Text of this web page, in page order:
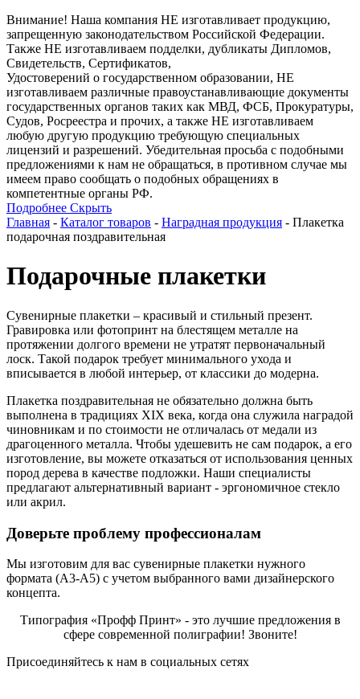
Внимание! Наша компания НЕ изготавливает продукцию,
запрещенную законодательством Российской Федерации.
Также НЕ изготавливаем подделки, дубликаты Дипломов,
Свидетельств, Сертификатов,
Удостоверений о государственном образовании, НЕ
изготавливаем различные правоустанавливающие документы
государственных органов таких как МВД, ФСБ, Прокуратуры,
Судов, Росреестра и прочих, а также НЕ изготавливаем
любую другую продукцию требующую специальных
лицензий и разрешений. Убедительная просьба с подобными
предложениями к нам не обращаться, в противном случае мы
имеем право сообщать о подобных обращениях в
компетентные органы РФ.
Подробнее Скрыть
Главная - Каталог товаров - Наградная продукция - Плакетка
подарочная поздравительная
Подарочные плакетки
Сувенирные плакетки – красивый и стильный презент.
Гравировка или фотопринт на блестящем металле на
протяжении долгого времени не утратят первоначальный
лоск. Такой подарок требует минимального ухода и
вписывается в любой интерьер, от классики до модерна.
Плакетка поздравительная не обязательно должна быть
выполнена в традициях XIX века, когда она служила наградой
чиновникам и по стоимости не отличалась от медали из
драгоценного металла. Чтобы удешевить не сам подарок, а его
изготовление, вы можете отказаться от использования ценных
пород дерева в качестве подложки. Наши специалисты
предлагают альтернативный вариант - эргономичное стекло
или акрил.
Доверьте проблему профессионалам
Мы изготовим для вас сувенирные плакетки нужного
формата (А3-А5) с учетом выбранного вами дизайнерского
концепта.
Типография «Профф Принт» - это лучшие предложения в
сфере современной полиграфии! Звоните!
Присоединяйтесь к нам в социальных сетях